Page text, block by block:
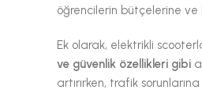
öğrencilerin bütçelerine ve
Ek olarak, elektrikli
ve güvenlik özellikleri gibi
artırırken, trafik